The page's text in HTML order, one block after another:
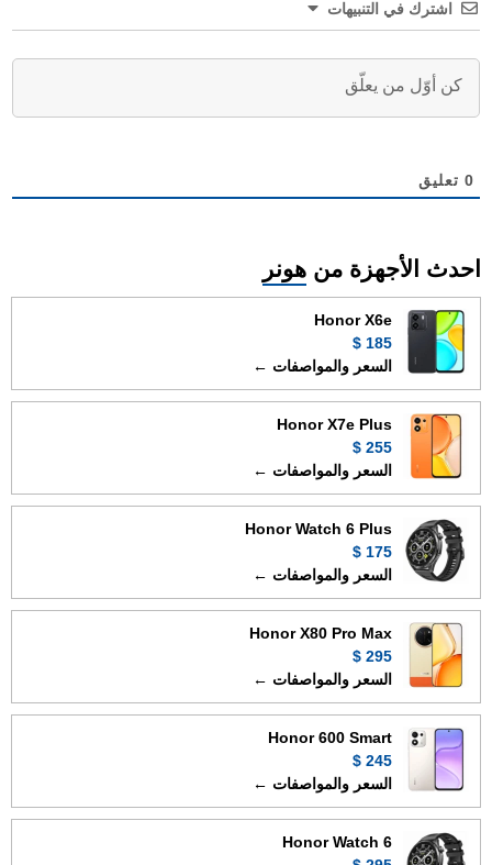
اشترك في التنبيهات
0 تعليق
احدث الأجهزة من هونر
Honor X6e
185 $
السعر والمواصفات ←
Honor X7e Plus
255 $
السعر والمواصفات ←
Honor Watch 6 Plus
175 $
السعر والمواصفات ←
Honor X80 Pro Max
295 $
السعر والمواصفات ←
Honor 600 Smart
245 $
السعر والمواصفات ←
Honor Watch 6